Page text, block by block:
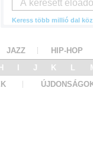
Keress több millió dal
JAZZ
HIP-HOP
H J K L